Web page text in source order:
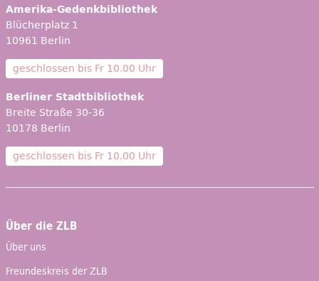
Amerika-Gedenkbibliothek
Blücherplatz 1
10961 Berlin
geschlossen bis Fr 10.00 Uhr
Berliner Stadtbibliothek
Breite Straße 30-36
10178 Berlin
geschlossen bis Fr 10.00 Uhr
Über die ZLB
Über uns
Freundeskreis der ZLB